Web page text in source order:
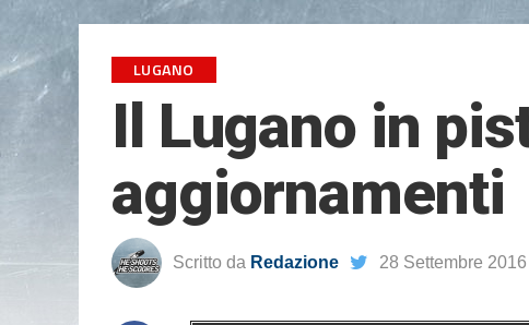
LUGANO
Il Lugano in
aggiornamenti
Scritto da Redazione 28 Settembre 2016